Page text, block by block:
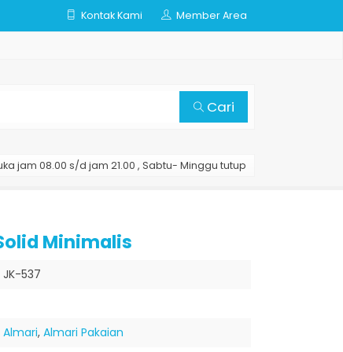
Kontak Kami Member Area
Cari
jam 08.00 s/d jam 21.00 , Sabtu- Minggu tutup
Minimalis
JK-537
Almari, Almari Pakaian